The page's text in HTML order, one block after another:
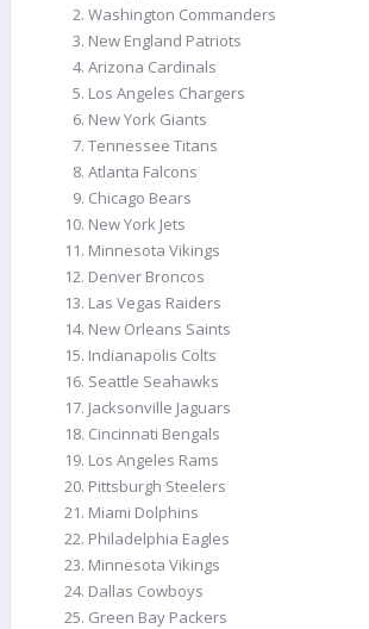
Washington Commanders
New England Patriots
Arizona Cardinals
Los Angeles Chargers
New York Giants
Tennessee Titans
Atlanta Falcons
Chicago Bears
New York Jets
Minnesota Vikings
Denver Broncos
Las Vegas Raiders
New Orleans Saints
Indianapolis Colts
Seattle Seahawks
Jacksonville Jaguars
Cincinnati Bengals
Los Angeles Rams
Pittsburgh Steelers
Miami Dolphins
Philadelphia Eagles
Minnesota Vikings
Dallas Cowboys
Green Bay Packers